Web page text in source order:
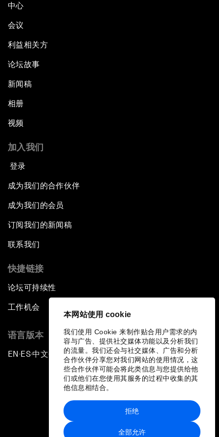
本网站使用 cookie
我们使用 Cookie 来制作贴合用户需求的内
容与广告、提供社交媒体功能以及分析我们
的流量。我们还会与社交媒体、广告和分析
合作伙伴分享您对我们网站的使用情况，这
些合作伙伴可能会将此类信息与您提供给他
们或他们在您使用其服务的过程中收集的其
他信息相结合。
全部允许
拒绝
中心
会议
利益相关方
论坛故事
新闻稿
相册
视频
加入我们
登录
成为我们的合作伙伴
成为我们的会员
订阅我们的新闻稿
联系我们
快捷链接
论坛可持续性
工作机会
语言版本
EN ▪ES▪中文▪ 日本語